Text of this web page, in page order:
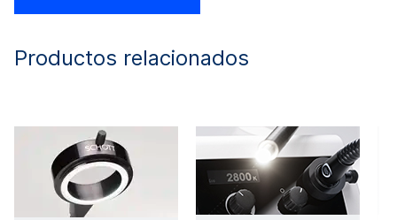
Productos relacionados